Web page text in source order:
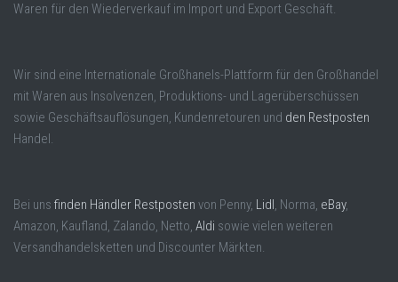
Waren für den Wiederverkauf im Import und Export Geschäft.
Wir sind eine Internationale Großhanels-Plattform für den Großhandel
mit Waren aus Insolvenzen, Produktions- und Lagerüberschüssen
sowie Geschäftsauflösungen, Kundenretouren und den Restposten
Handel.
Bei uns finden Händler Restposten von Penny, Lidl , Norma, eBay,
Amazon, Kaufland, Zalando, Netto, Aldi sowie vielen weiteren
Versandhandelsketten und Discounter Märkten.